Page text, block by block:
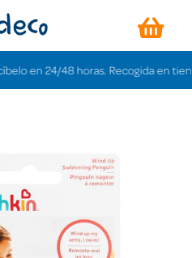
48 horas. Recogida en tiendas